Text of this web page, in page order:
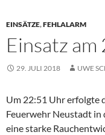
EINSÄTZE,FEHLALARM
Einsatz
29. JULI 2018 UWE
Um 22:51 Uhr erfolgte
Feuerwehr Neustadt in
eine starke